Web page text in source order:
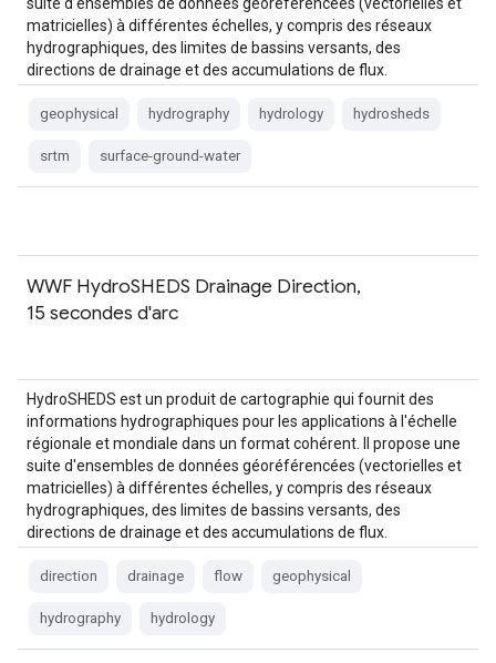
matricielles) à différentes échelles, y compris des réseaux
hydrographiques, des limites de bassins versants, des
directions de drainage et des accumulations de flux.
geophysical hydrography hydrology hydrosheds
srtm surface-ground-water
WWF HydroSHEDS Drainage Direction,
15 secondes d'arc
HydroSHEDS est un produit de cartographie qui fournit des
informations hydrographiques pour les applications à l'échelle
régionale et mondiale dans un format cohérent. Il propose une
suite d'ensembles de données géoréférencées (vectorielles et
matricielles) à différentes échelles, y compris des réseaux
hydrographiques, des limites de bassins versants, des
directions de drainage et des accumulations de flux.
direction drainage flow geophysical
hydrography hydrology